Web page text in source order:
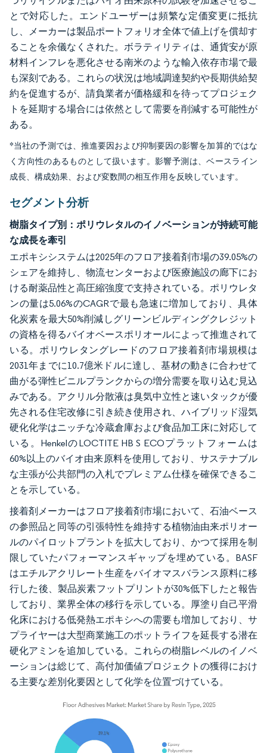
とで対応した。エンドユーザーは頻繁な定価変更に抵抗
し、メーカーは製品ポートフォリオ全体で値上げを償却す
ることを余儀なくされた。ボラティリティは、通貨安が原
材料インフレを悪化させる南米のような輸入依存市場で最
も深刻である。これらの状況は地域調達契約や長期供給契
約を促進するが、請負業者が価格緩和を待ってプロジェク
トを延期する場合には依然として需要を削減する可能性が
ある。
*当社の予測では、推進要因および抑制要因の影響を加算的ではな
く方向性のあるものとして扱います。影響予測は、ベースライン
成長、構成効果、および変数間の相互作用を反映しています。
セグメント分析
樹脂タイプ別：ポリウレタルのイノベーションが持続可能
な成長を牽引
エポキシシステムは2025年のフロア接着剤市場の39.05%の
シェアを維持し、物流センターおよび医療施設の廊下にお
ける耐薬品性と高圧縮強度で支持されている。ポリウレタ
ンの量は5.06%のCAGRで最も急速に増加しており、具体
化炭素を最大50%削減しグリーンビルディングクレジット
の資格を得るバイオベースポリオールによって推進されて
いる。ポリウレタングレードのフロア接着剤市場規模は
2031年までに10.7億米ドルに達し、基材の動きに合わせて
曲がる弾性ビニルプランクからの増分需要を取り込む見込
みである。アクリル分散液は臭気中立性と速いタックが優
先される住宅改修に引き続き使用され、ハイブリッド湿気
硬化化学はニッチな冷蔵倉庫および食品加工床に対応して
いる。HenkelのLOCTITE HB S ECOプラットフォームは
60%以上のバイオ由来原料を使用しており、サステナブル
な主張が公共部門の入札でプレミアム仕様を確保できるこ
とを示している。
接着剤メーカーはフロア接着剤市場において、石油ベース
の参照品と同等の引張特性を維持する植物油由来ポリオー
ルのパイロットプラントを拡大しており、かつて採用を制
限していたパフォーマンスギャップを埋めている。BASF
はエチルアクリレート生産をバイオマスバランス原料に移
行した後、製品炭素フットプリントが30%低下したと報告
しており、業界全体の移行を示している。厚塗り自己平滑
化床における低発熱エポキシへの需要も増加しており、サ
プライヤーは大型商業施工のポットライフを延長する潜在
硬化アミンを追加している。これらの樹脂レベルのイノベ
ーションは総じて、高付加価値プロジェクトの獲得におけ
る主要な差別化要因として化学を位置づけている。